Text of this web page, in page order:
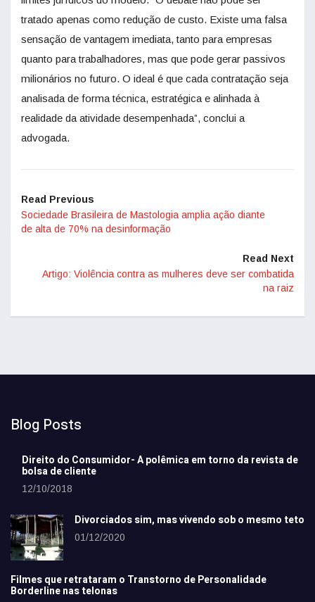
tratado apenas como redução de custo. Existe uma falsa
sensação de vantagem imediata, tanto para empresas
quanto para trabalhadores, mas que pode gerar passivos
milionários no futuro. O ideal é que cada contratação seja
analisada de forma técnica, estratégica e alinhada à
realidade da atividade desempenhada”, conclui a
advogada.
Read Previous
Sociedade Brasileira de Mastologia amplia ação diante
de alta de 70% na desinformação
Read Next
Artigo: Violência contra as mulheres deve ser combatida
na raiz
Blog Posts
Direito do Consumidor- A polêmica em torno da revista de
bolsa de cliente
12/10/2018
Divorciados sim, mas vivendo sob o mesmo teto
01/12/2020
Filmes que retrataram o Transtorno de Personalidade
Borderline nas telonas